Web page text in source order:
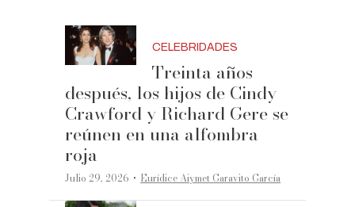
CELEBRIDADES
Treinta años
después, los hijos de Cindy
Crawford y Richard Gere se
reúnen en una alfombra
roja
Julio 29, 2026 ·Eurídice Aiymet Garavito García